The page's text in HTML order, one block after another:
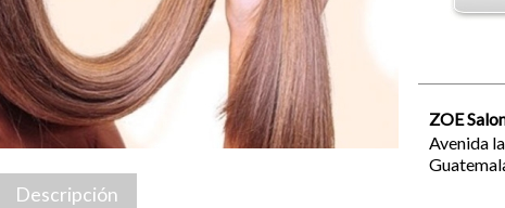
Descripción
ZOE
Avenida